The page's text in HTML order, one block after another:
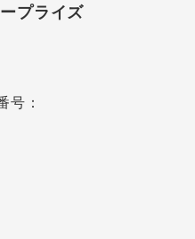
プライズ
号：